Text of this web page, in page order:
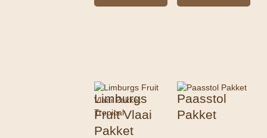
Limburgs
Fruit Vlaai
Pakket
Paasstol
Pakket